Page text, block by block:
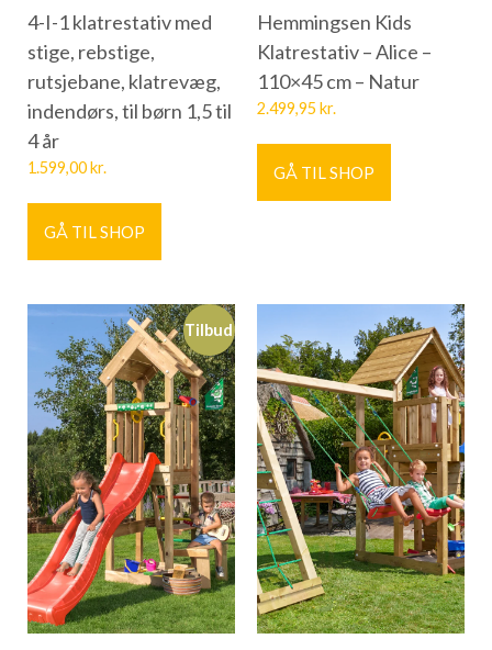
4-I-1 klatrestativ med
stige, rebstige,
rutsjebane, klatrevæg,
indendørs, til børn 1,5 til
4 år
1.599,00kr.
GÅ TIL SHOP
Hemmingsen Kids
Klatrestativ – Alice –
110×45 cm – Natur
2.499,95 kr.
GÅ TIL SHOP
Tilbud